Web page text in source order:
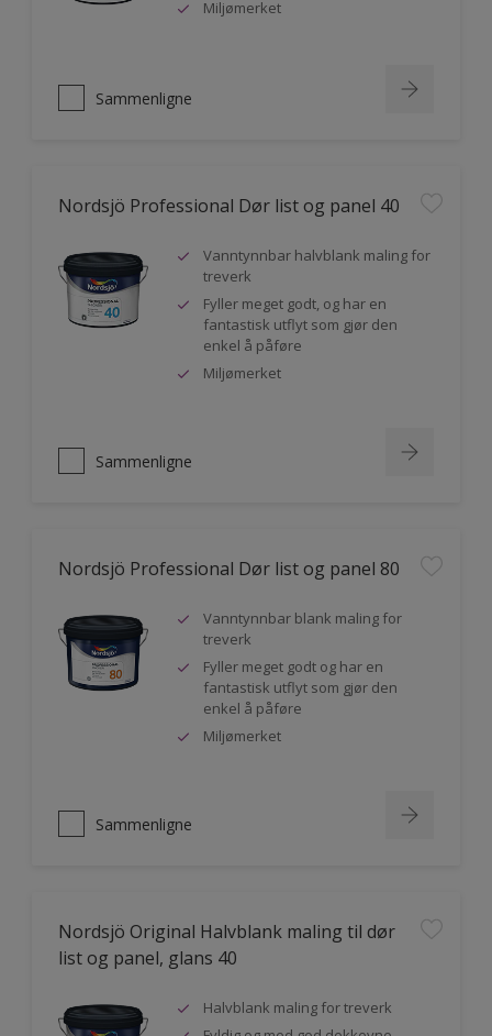
Miljømerket
Sammenligne
Nordsjö Professional Dør list og panel 40
Vanntynnbar halvblank maling for
treverk
Fyller meget godt, og har en
fantastisk utflyt som gjør den
enkel å påføre
Miljømerket
Sammenligne
Nordsjö Professional Dør list og panel 80
Vanntynnbar blank maling for
treverk
Fyller meget godt og har en
fantastisk utflyt som gjør den
enkel å påføre
Miljømerket
Sammenligne
Nordsjö Original Halvblank maling til dør
list og panel, glans 40
Halvblank maling for treverk